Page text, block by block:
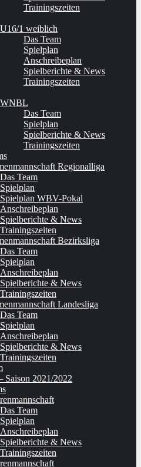
Trainingszeiten
U16/1 weiblich
Das Team
Spielplan
Anschreibeplan
Spielberichte & News
Trainingszeiten
WNBL
Das Team
Spielplan
Spielberichte & News
Trainingszeiten
Regionalliga
Das Team
Spielplan
Spielplan WBV-Pokal
Anschreibeplan
Spielberichte & News
Trainingszeiten
Bezirksliga
Das Team
Spielplan
Anschreibeplan
Spielberichte & News
Trainingszeiten
Landesliga
Das Team
Spielplan
Anschreibeplan
Spielberichte & News
Trainingszeiten
Saison 2021/2022
Das Team
Spielplan
Anschreibeplan
Spielberichte & News
Trainingszeiten